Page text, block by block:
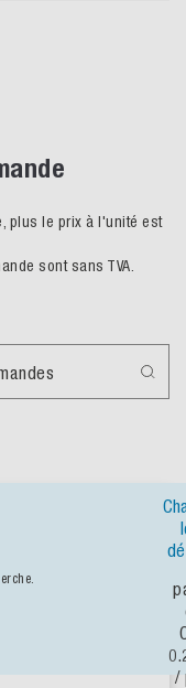
plus le prix à l'unité est
sont sans TVA.
/